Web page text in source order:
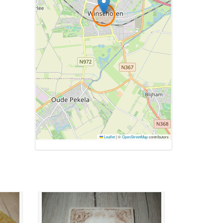
Leaflet|©OpenStreetMapcontributors